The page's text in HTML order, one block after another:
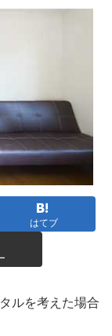
はてブ
ルを考えた場合